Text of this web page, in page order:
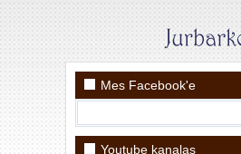
Mes Facebook'e
Youtube kanalas